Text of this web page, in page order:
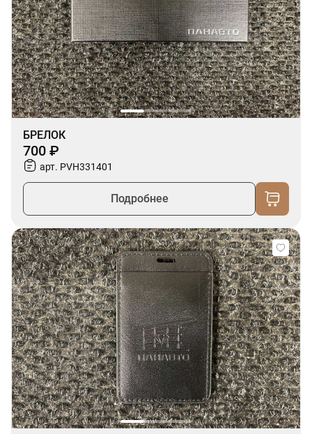
БРЕЛОК
700 ₽
арт. PVH331401
Подробнее